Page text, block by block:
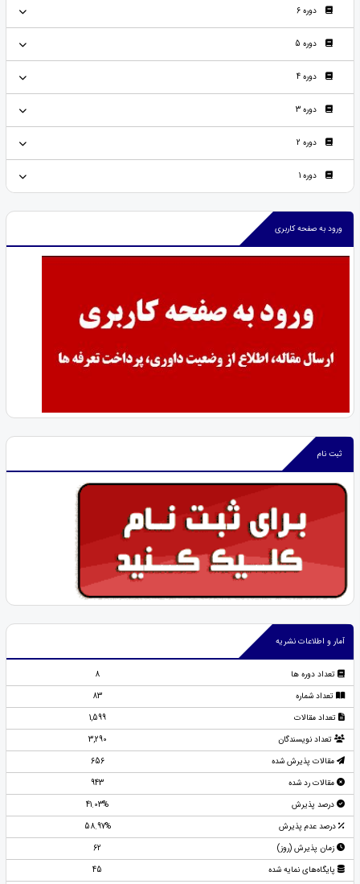
دوره 6
دوره 5
دوره 4
دوره 3
دوره 2
دوره 1
ورود به صفحه کاربری
ثبت نام
آمار و اطلاعات نشریه
تعداد دوره ها
8
تعداد شماره
83
تعداد مقالات
1,599
تعداد نویسندگان
3,290
مقالات پذیرش شده
656
مقالات رد شده
943
درصد پذیرش
41.03%
درصد عدم پذیرش
58.97%
زمان پذیرش (روز)
62
پایگاه‌های نمایه شده
45